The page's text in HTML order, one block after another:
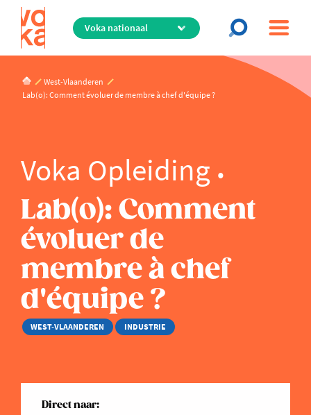
Overslaan
de
inhoud
West-Vlaanderen
Lab(o): Comment évoluer de membre à chef d'équipe ?
Voka Opleiding
Lab(o): Comment
évoluer de
membre à chef
d'équipe ?
WEST-VLAANDEREN INDUSTRIE
Direct naar: